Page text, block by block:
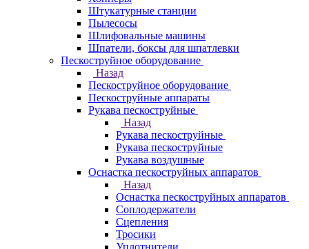
Штукатурные станции
Пылесосы
Шлифовальные машины
Шпатели, боксы для шпатлевки
Пескоструйное оборудование
Назад
Пескоструйное оборудование
Пескоструйные аппараты
Рукава пескоструйные
Назад
Рукава пескоструйные
Рукава пескоструйные
Рукава воздушные
Оснастка пескоструйных аппаратов
Назад
Оснастка пескоструйных аппаратов
Соплодержатели
Сцепления
Тросики
Уплотнители